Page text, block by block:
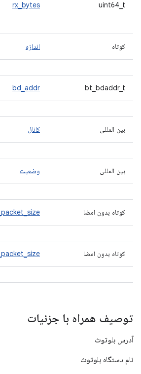
uint64_t
rx_bytes
کوتاه اندازه
bt_bdaddr_t
bd_addr
بین المللی کانال
بین المللی وضعیت
کوتاه بدون امضا
کوتاه بدون امضا
توصیف همراه با جزئیات
آدرس بلوتوث
نام دستگاه بلوتوث